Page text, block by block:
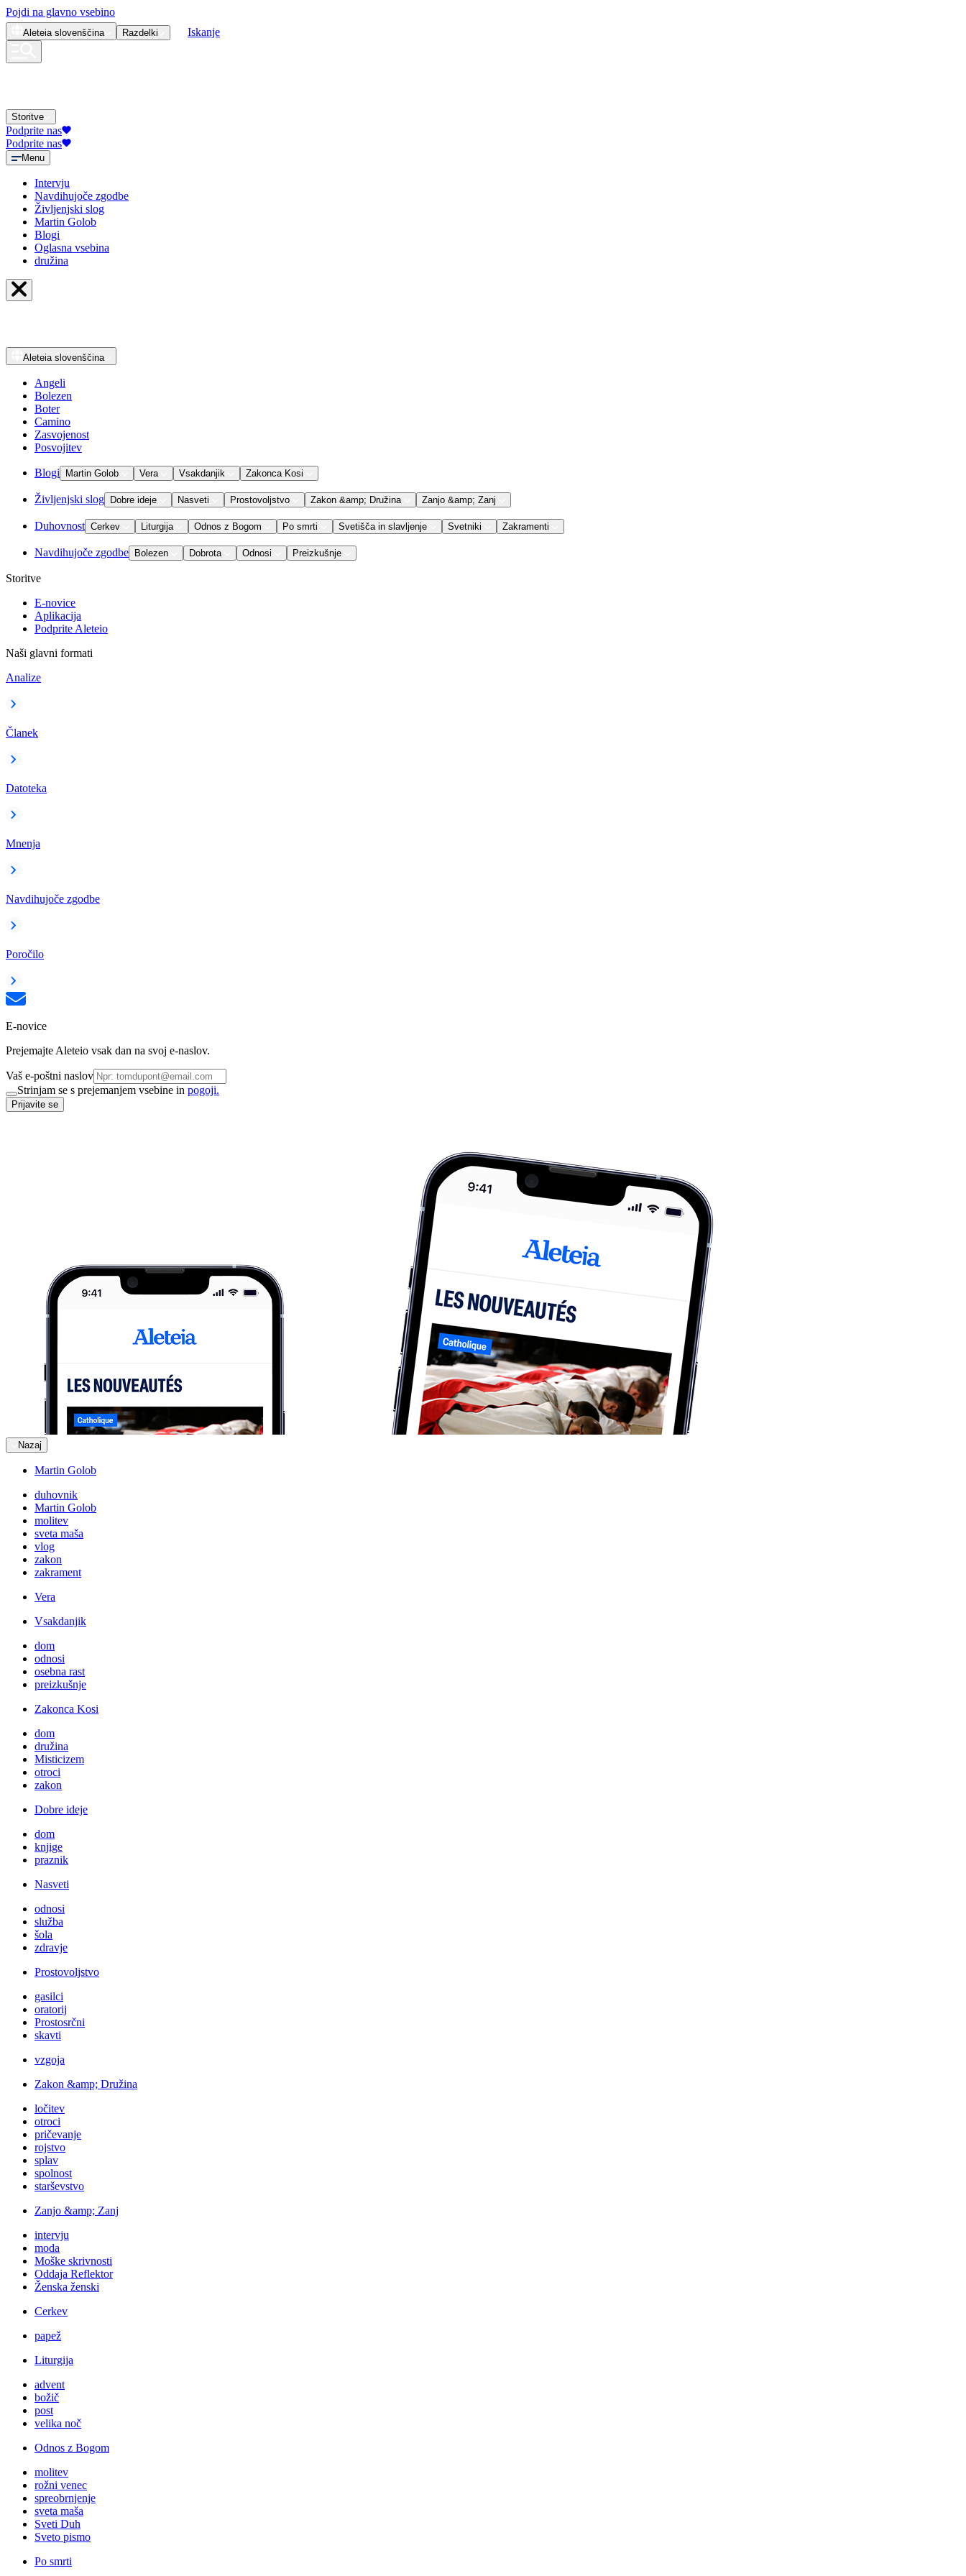
Pojdi na glavno vsebino
Aleteia slovenščina Razdelki Iskanje
Storitve
Podprite nas
Podprite nas
Menu
Intervju
Navdihujoče zgodbe
Življenjski slog
Martin Golob
Blogi
Oglasna vsebina
družina
Aleteia slovenščina
Angeli
Bolezen
Boter
Camino
Zasvojenost
Posvojitev
Blogi Martin Golob Vera Vsakdanjik Zakonca Kosi
Življenjski slog Dobre ideje Nasveti Prostovoljstvo Zakon &amp; Družina Zanjo &amp; Zanj
Duhovnost Cerkev Liturgija Odnos z Bogom Po smrti Svetišča in slavljenje Svetniki Zakramenti
Navdihujoče zgodbe Bolezen Dobrota Odnosi Preizkušnje
Storitve
E-novice
Aplikacija
Podprite Aleteio
Naši glavni formati
Analize
Članek
Datoteka
Mnenja
Navdihujoče zgodbe
Poročilo
E-novice
Prejemajte Aleteio vsak dan na svoj e-naslov.
Vaš e-poštni naslov
Strinjam se s prejemanjem vsebine in pogoji.
Prijavite se
Nazaj
Martin Golob
duhovnik
Martin Golob
molitev
sveta maša
vlog
zakon
zakrament
Vera
Vsakdanjik
dom
odnosi
osebna rast
preizkušnje
Zakonca Kosi
dom
družina
Misticizem
otroci
zakon
Dobre ideje
dom
knjige
praznik
Nasveti
odnosi
služba
šola
zdravje
Prostovoljstvo
gasilci
oratorij
Prostosrčni
skavti
vzgoja
Zakon &amp; Družina
ločitev
otroci
pričevanje
rojstvo
splav
spolnost
starševstvo
Zanjo &amp; Zanj
intervju
moda
Moške skrivnosti
Oddaja Reflektor
Ženska ženski
Cerkev
papež
Liturgija
advent
božič
post
velika noč
Odnos z Bogom
molitev
rožni venec
spreobrnjenje
sveta maša
Sveti Duh
Sveto pismo
Po smrti